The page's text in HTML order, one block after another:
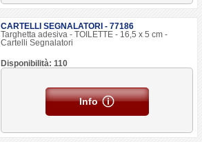
CARTELLI SEGNALATORI - 77186
Targhetta adesiva - TOILETTE - 16,5 x 5 cm -
Cartelli Segnalatori
Disponibilità: 110
Info